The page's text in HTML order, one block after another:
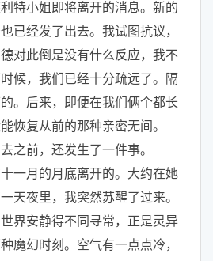
特小姐即将离开的消息。新的
已经发了出去。我试图抗议，
对此倒是没有什么反应，我不
候，我们已经十分疏远了。隔
。后来，即便在我们俩个都长
恢复从前的那种亲密无间。
之前，还发生了一件事。
一月的月底离开的。大约在她
天夜里，我突然苏醒了过来。
界安静得不同寻常，正是灵异
魔幻时刻。空气有一点点冷，